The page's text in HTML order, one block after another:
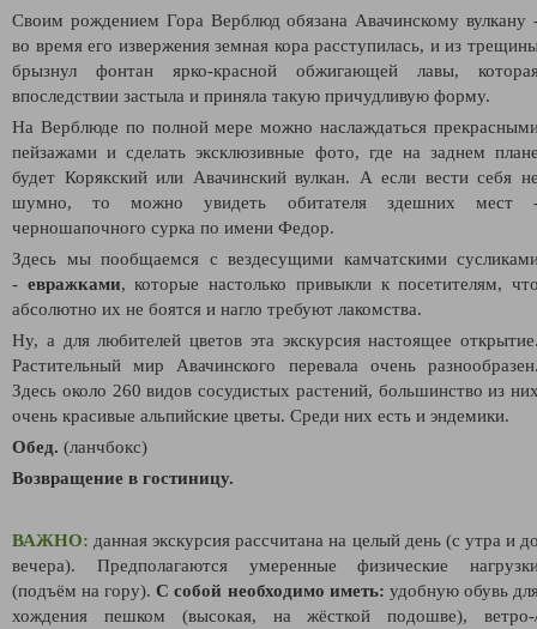
Своим рождением Гора Верблюд обязана Авачинскому вулкану
во время его извержения земная кора расступилась, и из
брызнул фонтан ярко-красной обжигающей лавы,
впоследствии застыла и приняла такую причудливую форму.
На Верблюде по полной мере можно наслаждаться
пейзажами и сделать эксклюзивные фото, где на заднем
будет Корякский или Авачинский вулкан. А если вести себя
шумно, то можно увидеть обитателя здешних мест
черношапочного сурка по имени Федор.
Здесь мы пообщаемся с вездесущими камчатскими
- евражками, которые настолько привыкли к посетителям,
абсолютно их не боятся и нагло требуют лакомства.
Ну, а для любителей цветов эта экскурсия настоящее
Растительный мир Авачинского перевала очень
Здесь около 260 видов сосудистых растений, большинство из
очень красивые альпийские цветы. Среди них есть и эндемики.
Обед. (ланчбокс)
Возвращение в гостиницу.
ВАЖНО: данная экскурсия рассчитана на целый день (с утра и
вечера). Предполагаются умеренные физические
(подъём на гору).С собой необходимо иметь: удобную обувь
хождения пешком (высокая, на жёсткой подошве),